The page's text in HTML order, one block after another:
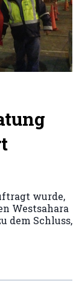
wurde,
Westsahara
dem Schluss,